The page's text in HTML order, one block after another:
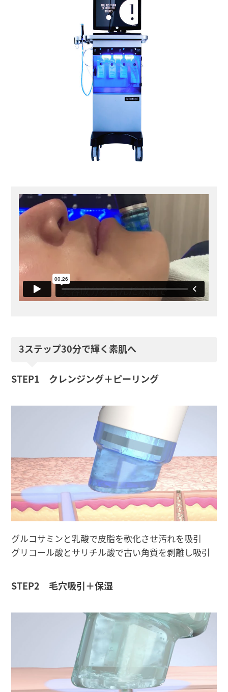
3ステップ30分で輝く素肌へ
STEP1 クレンジング＋ピーリング
グルコサミンと乳酸で皮脂を軟化させ汚れを吸引
グリコール酸とサリチル酸で古い角質を剥離し吸引
STEP2 毛穴吸引＋保湿